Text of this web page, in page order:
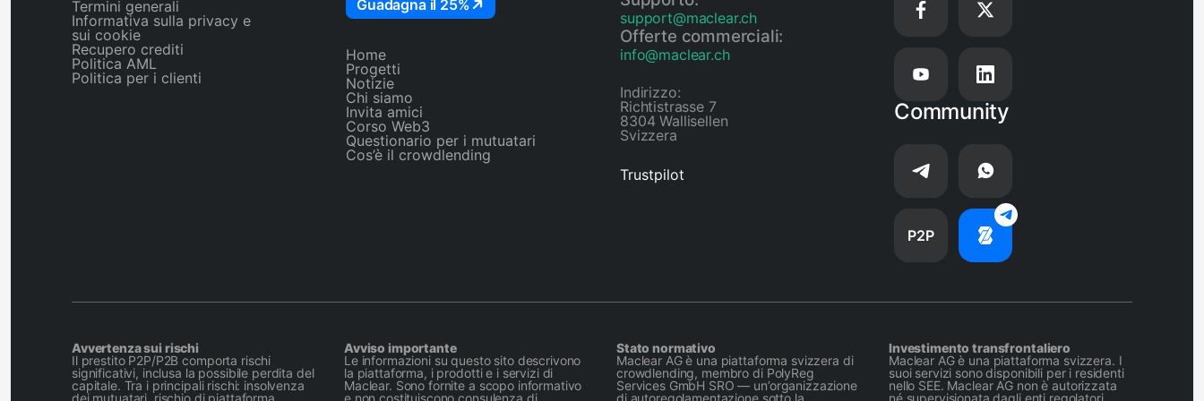
Termini generali
Informativa sulla privacy e
sui cookie
Recupero crediti
Politica AML
Politica per i clienti
Guadagna il 25%
Home
Progetti
Notizie
Chi siamo
Invita amici
Corso Web3
Questionario per i mutuatari
Cos’è il crowdlending
support@maclear.ch
Offerte commerciali:
info@maclear.ch
Indirizzo:
Richtistrasse 7
8304 Wallisellen
Svizzera
Trustpilot
Community
P2P
Avvertenza sui rischi
Il prestito P2P/P2B comporta rischi
significativi, inclusa la possibile perdita del
capitale. Tra i principali rischi: insolvenza
dei mutuatari, rischio di piattaforma,
Avviso importante
Le informazioni su questo sito descrivono
la piattaforma, i prodotti e i servizi di
Maclear. Sono fornite a scopo informativo
e non costituiscono consulenza di
Stato normativo
Maclear AG è una piattaforma svizzera di
crowdlending, membro di PolyReg
Services GmbH SRO — un’organizzazione
di autoregolamentazione sotto la
Investimento transfrontaliero
Maclear AG è una piattaforma svizzera. I
suoi servizi sono disponibili per i residenti
nello SEE. Maclear AG non è autorizzata
né supervisionata dagli enti regolatori